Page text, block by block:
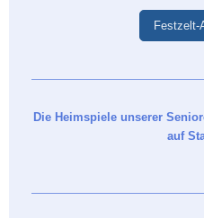
Festzelt-
Die Heimspiele unserer
auf